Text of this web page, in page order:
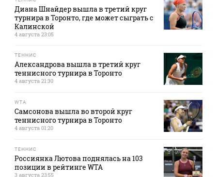
Диана Шнайдер вышла в третий круг
турнира в Торонто, где может сыграть с
Калинской
4 августа 23:05
ТЕННИС
Александрова вышла в третий круг
теннисного турнира в Торонто
4 августа 21:30
WTA
Самсонова вышла во второй круг
теннисного турнира в Торонто
4 августа 01:20
ТЕННИС
Россиянка Лютова поднялась на 103
позиции в рейтинге WTA
3 августа 23:55